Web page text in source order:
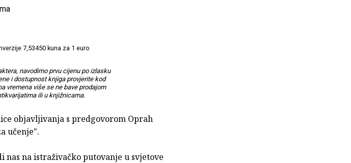
7,53450 kuna za 1 euro
navodimo prvu cijenu po izlasku
i dostupnost knjiga provjerite kod
vremena više se ne bave prodajom
ili u knjižnicama.
objavljivanja s predgovorom Oprah
učenje".
nas na istraživačko putovanje u svjetove